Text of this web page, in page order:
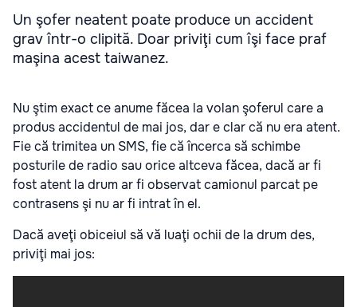
Un şofer neatent poate produce un accident
grav într-o clipită. Doar priviţi cum îşi face praf
maşina acest taiwanez.
Nu ştim exact ce anume făcea la volan şoferul care a
produs accidentul de mai jos, dar e clar că nu era atent.
Fie că trimitea un SMS, fie că încerca să schimbe
posturile de radio sau orice altceva făcea, dacă ar fi
fost atent la drum ar fi observat camionul parcat pe
contrasens şi nu ar fi intrat în el.
Dacă aveţi obiceiul să vă luaţi ochii de la drum des,
priviţi mai jos: